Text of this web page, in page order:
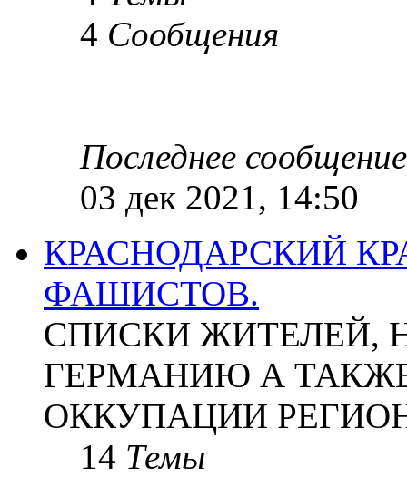
4 Сообщения
Последнее сообщение
03 дек 2021, 14:50
КРАСНОДАРСКИЙ
ФАШИСТОВ.
СПИСКИ ЖИТЕЛЕЙ,
ГЕРМАНИЮ А
ОККУПАЦИИ
14 Темы